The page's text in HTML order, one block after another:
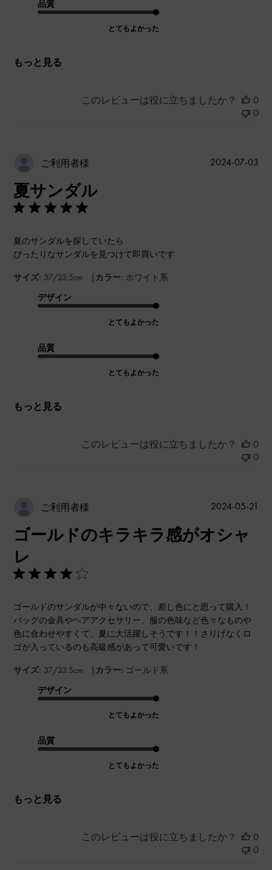
品質
とてもよかった
もっと見る
このレビューは役に立ちましたか？
0
0
ご利用者様
夏サンダル
夏のサンダルを探していたら
ぴったりなサンダルを見つけて即買いです
サイズ: 37/23.5cm | カラー: ホワイト系
デザイン
とてもよかった
品質
とてもよかった
もっと見る
公
2024-07-03
このレビューは役に立ちましたか？
0
0
ご利用者様
ゴールドのキラキラ感がオシャ
レ
ゴールドのサンダルが中々ないので、差し色にと思って購入！
バッグの金具やヘアアクセサリー、服の色味など色々なものや
色に合わせやすくて、夏に大活躍しそうです！！さりげなくロ
ゴが入っているのも高級感があって可愛いです！
サイズ: 37/23.5cm | カラー: ゴールド系
デザイン
とてもよかった
品質
とてもよかった
もっと見る
2024-05-21
このレビューは役に立ちましたか？
0
0